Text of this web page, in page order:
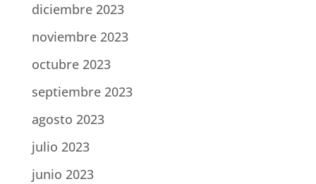
diciembre 2023
noviembre 2023
octubre 2023
septiembre 2023
agosto 2023
julio 2023
junio 2023